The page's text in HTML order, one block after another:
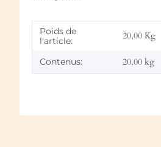
Poids de
l'article:
20,00 Kg
Contenus: 20,00 kg